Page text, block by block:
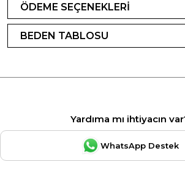
ÖDEME SEÇENEKLERİ
BEDEN TABLOSU
Yardıma mı ihtiyacın
WhatsApp Destek